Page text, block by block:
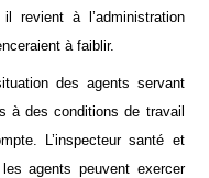
revient à l’administration
à faiblir.
des agents servant
à des conditions de travail
L’inspecteur santé et
agents peuvent exercer